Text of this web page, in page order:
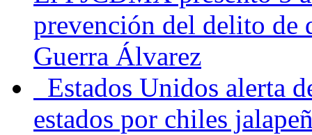
prevención del delito de
Guerra Álvarez
Estados Unidos alerta
estados por chiles